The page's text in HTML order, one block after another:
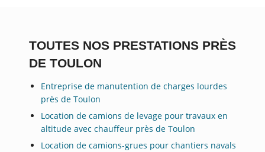
TOUTES NOS PRESTATIONS PRÈS
DE TOULON
Entreprise de manutention de charges lourdes
près de Toulon
Location de camions de levage pour travaux en
altitude avec chauffeur près de Toulon
Location de camions-grues pour chantiers navals